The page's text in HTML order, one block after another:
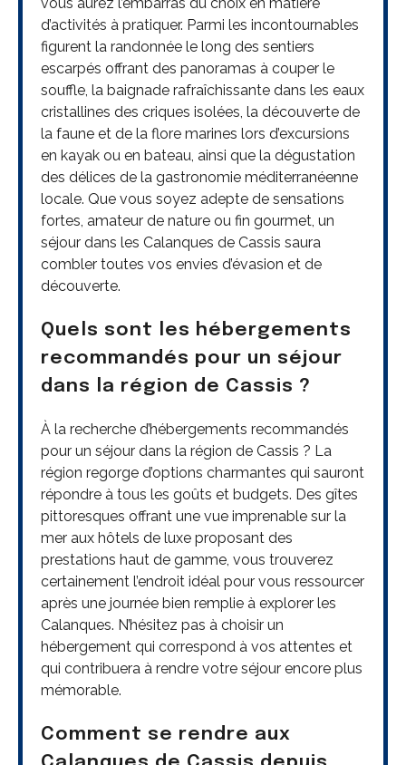
d’activités à pratiquer. Parmi les incontournables
figurent la randonnée le long des sentiers
escarpés offrant des panoramas à couper le
souffle, la baignade rafraîchissante dans les eaux
cristallines des criques isolées, la découverte de
la faune et de la flore marines lors d’excursions
en kayak ou en bateau, ainsi que la dégustation
des délices de la gastronomie méditerranéenne
locale. Que vous soyez adepte de sensations
fortes, amateur de nature ou fin gourmet, un
séjour dans les Calanques de Cassis saura
combler toutes vos envies d’évasion et de
découverte.
Quels sont les hébergements
recommandés pour un séjour
dans la région de Cassis ?
À la recherche d’hébergements recommandés
pour un séjour dans la région de Cassis ? La
région regorge d’options charmantes qui sauront
répondre à tous les goûts et budgets. Des gîtes
pittoresques offrant une vue imprenable sur la
mer aux hôtels de luxe proposant des
prestations haut de gamme, vous trouverez
certainement l’endroit idéal pour vous ressourcer
après une journée bien remplie à explorer les
Calanques. N’hésitez pas à choisir un
hébergement qui correspond à vos attentes et
qui contribuera à rendre votre séjour encore plus
mémorable.
Comment se rendre aux